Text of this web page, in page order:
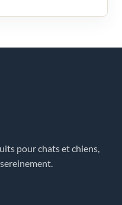
pour chats et chiens,